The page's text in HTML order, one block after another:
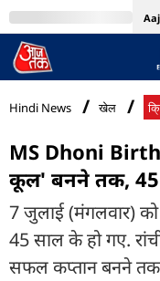
MumbaiTak
Hindi News खेल
MS Dhoni
कूल' बनने तक, 45
7 जुलाई (मंगलवार) को
45 साल के हो गए.
सफल कप्तान बनने